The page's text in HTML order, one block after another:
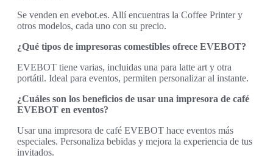
Se venden en evebot.es. Allí encuentras la Coffee Printer y
otros modelos, cada uno con su precio.
¿Qué tipos de impresoras comestibles ofrece EVEBOT?
EVEBOT tiene varias, incluidas una para latte art y otra
portátil. Ideal para eventos, permiten personalizar al instante.
¿Cuáles son los beneficios de usar una impresora de café
EVEBOT en eventos?
Usar una impresora de café EVEBOT hace eventos más
especiales. Personaliza bebidas y mejora la experiencia de tus
invitados.